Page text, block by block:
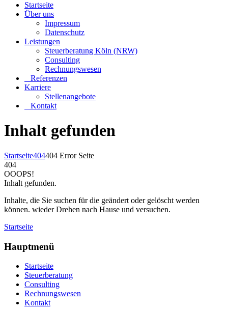
Startseite
Über uns
Impressum
Datenschutz
Leistungen
Steuerberatung Köln (NRW)
Consulting
Rechnungswesen
Referenzen
Karriere
Stellenangebote
Kontakt
Inhalt gefunden
Startseite404404 Error Seite
404
OOOPS!
Inhalt gefunden.
Inhalte, die Sie suchen für die geändert oder gelöscht werden
können. wieder Drehen nach Hause und versuchen.
Startseite
Hauptmenü
Startseite
Steuerberatung
Consulting
Rechnungswesen
Kontakt